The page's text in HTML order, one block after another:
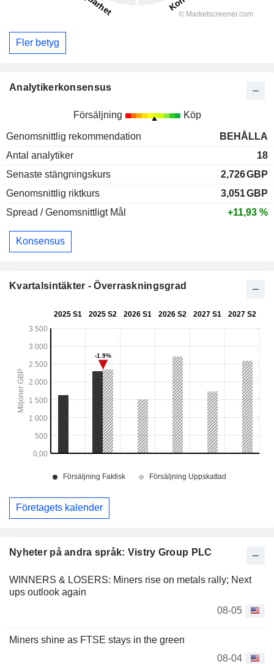
Nyheter på andra språk: Vistry Group PLC
WINNERS & LOSERS: Miners rise on metals rally; Next
ups outlook again
08-05
Miners shine as FTSE stays in the green
08-04
Fler betyg
Analytikerkonsensus
Försäljning Köp
Genomsnittlig rekommendation
BEHÅLLA
Antal analytiker
18
Senaste stängningskurs
2,726GBP
Genomsnittlig riktkurs
3,051GBP
Spread / Genomsnittligt Mål
+11,93 %
Konsensus
Kvartalsintäkter - Överraskningsgrad
Företagets kalender